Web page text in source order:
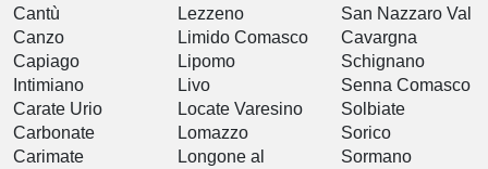
Cantù
Canzo
Capiago
Intimiano
Carate Urio
Carbonate
Carimate
Lezzeno
Limido Comasco
Lipomo
Livo
Locate Varesino
Lomazzo
Longone al
San Nazzaro Val
Cavargna
Schignano
Senna Comasco
Solbiate
Sorico
Sormano